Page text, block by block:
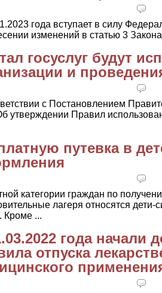
года вступает в силу
изменений в статью 3
госуслуг будут
и
с Постановлением
утверждении Правил
путевка в
категории граждан по
лагеря относятся дети-
Кроме ...
года начали
отпуска